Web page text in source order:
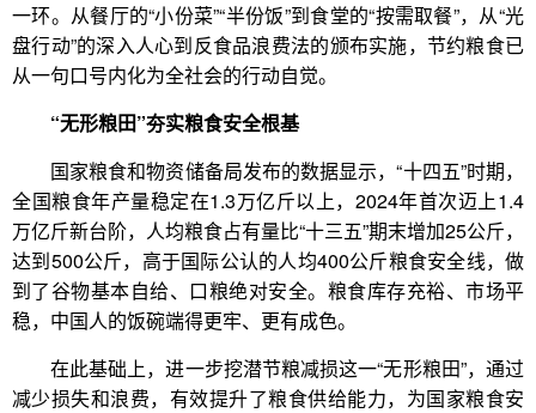
一环。从餐厅的“小份菜”“半份饭”到食堂的“按需取餐”，从“光
盘行动”的深入人心到反食品浪费法的颁布实施，节约粮食已
从一句口号内化为全社会的行动自觉。
“无形粮田”夯实粮食安全根基
国家粮食和物资储备局发布的数据显示，“十四五”时期，
全国粮食年产量稳定在1.3万亿斤以上，2024年首次迈上1.4
万亿斤新台阶，人均粮食占有量比“十三五”期末增加25公斤，
达到500公斤，高于国际公认的人均400公斤粮食安全线，做
到了谷物基本自给、口粮绝对安全。粮食库存充裕、市场平
稳，中国人的饭碗端得更牢、更有成色。
在此基础上，进一步挖潜节粮减损这一“无形粮田”，通过
减少损失和浪费，有效提升了粮食供给能力，为国家粮食安